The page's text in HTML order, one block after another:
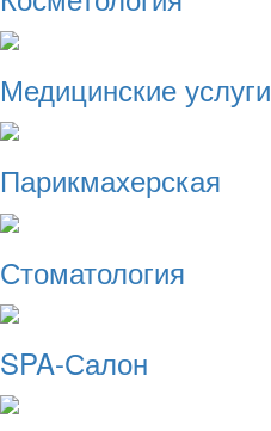
Медицинские услуги
Парикмахерская
Стоматология
SPA-Салон